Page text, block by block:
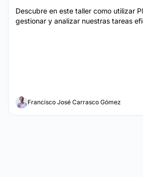
Descubre en este taller como utilizar
gestionar y analizar nuestras tareas
Francisco José Carrasco Gómez